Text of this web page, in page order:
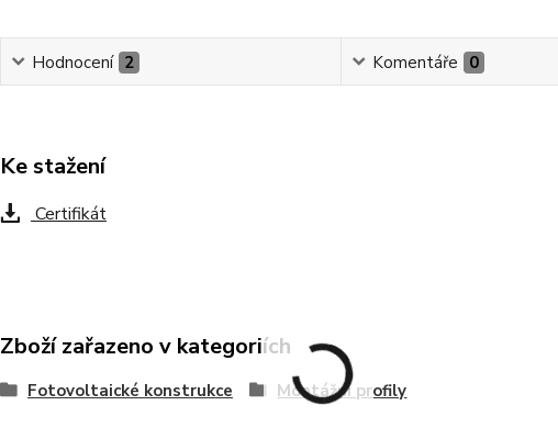
Hodnocení 2 Komentáře 0
Ke stažení
Certifikát
Zboží zařazeno v kategoriích
Fotovoltaické konstrukce Montážní profily